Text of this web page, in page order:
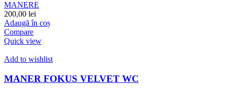
MANERE
200,00 lei
Adaugă în coș
Compare
Quick view
Add to wishlist
MANER FOKUS VELVET WC